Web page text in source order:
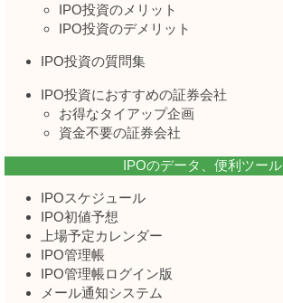
IPO投資のメリット
IPO投資のデメリット
IPO投資の質問集
IPO投資におすすめの証券会社
お得なタイアップ企画
資金不要の証券会社
IPOのデータ、便利ツール
IPOスケジュール
IPO初値予想
上場予定カレンダー
IPO管理帳
IPO管理帳ログイン版
メール通知システム